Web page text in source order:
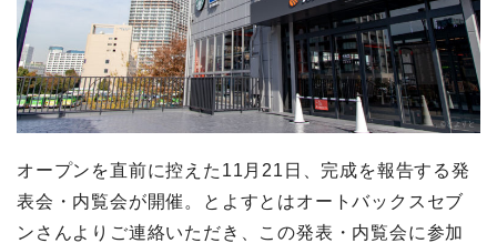
オープンを直前に控えた11月21日、完成を報告する発
表会・内覧会が開催。とよすとはオートバックスセブ
ンさんよりご連絡いただき、この発表・内覧会に参加